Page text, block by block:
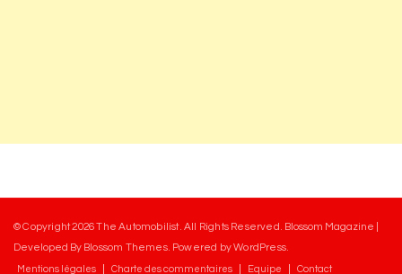
© Copyright 2026The Automobilist. All Rights Reserved. Blossom Magazine |
Developed By Blossom Themes. Powered byWordPress
Mentions légales Charte des commentaires Equipe Contact